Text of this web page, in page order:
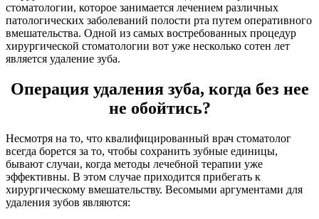
стоматологии, которое занимается лечением различных
патологических заболеваний полости рта путем оперативного
вмешательства. Одной из самых востребованных процедур
хирургической стоматологии вот уже несколько сотен лет
является удаление зуба.
Операция удаления зуба, когда без нее
не обойтись?
Несмотря на то, что квалифицированный врач стоматолог
всегда борется за то, чтобы сохранить зубные единицы,
бывают случаи, когда методы лечебной терапии уже
эффективны. В этом случае приходится прибегать к
хирургическому вмешательству. Весомыми аргументами для
удаления зубов являются: